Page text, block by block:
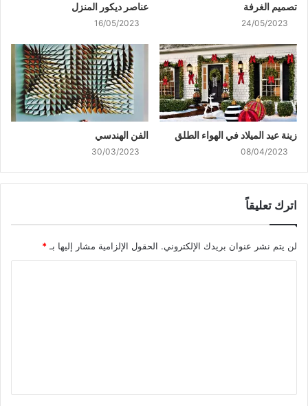
تصميم الغرفة
24/05/2023
عناصر ديكور المنزل
16/05/2023
زينة عيد الميلاد في الهواء الطلق
08/04/2023
الفن الهندسي
30/03/2023
اترك تعليقاً
لن يتم نشر عنوان بريدك الإلكتروني. الحقول الإلزامية مشار إليها بـ *
ق